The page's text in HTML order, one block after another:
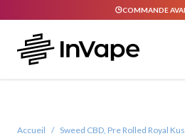
COMMANDE
Accueil / Sweed CBD, Pre Rolled Royal